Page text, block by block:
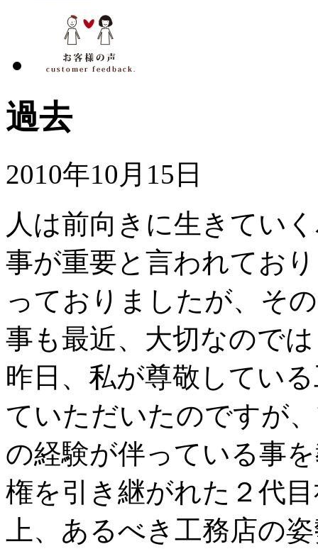
過去
2010年10月15日
人は前向きに生きてい
事が重要と言われてお
っておりましたが、そ
事も最近、大切なので
昨日、私が尊敬してい
ていただいたのですが
の経験が伴っている事
権を引き継がれた２代
上、あるべき工務店の